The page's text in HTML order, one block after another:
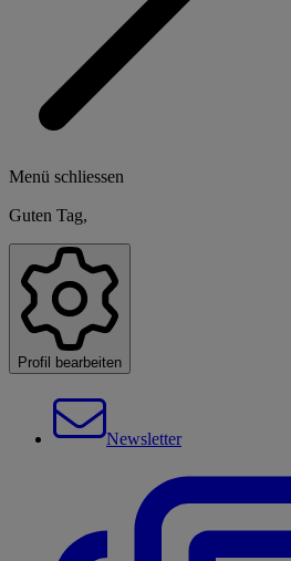
Menü schliessen
Guten Tag,
Profil bearbeiten
Newsletter